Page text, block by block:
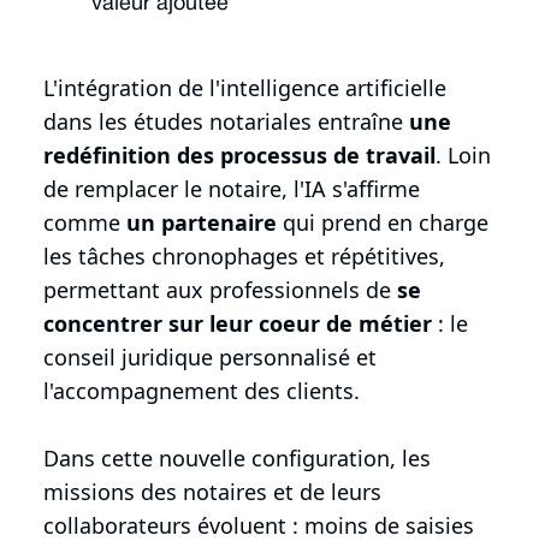
L'intégration de l'intelligence artificielle
dans les études notariales entraîne une
redéfinition des processus de travail. Loin
de remplacer le notaire, l'IA s'affirme
comme un partenaire qui prend en charge
les tâches chronophages et répétitives,
permettant aux professionnels de se
concentrer sur leur coeur de métier : le
conseil juridique personnalisé et
l'accompagnement des clients.
Dans cette nouvelle configuration, les
missions des notaires et de leurs
collaborateurs évoluent : moins de saisies